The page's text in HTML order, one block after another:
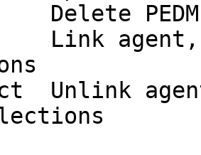
Delete
Link agent,
Unlink